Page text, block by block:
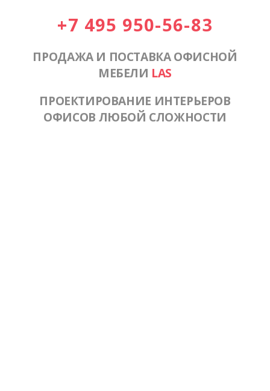
+7 495 950-56-83
ПРОДАЖА И ПОСТАВКА ОФИСНОЙ
МЕБЕЛИ LAS
ПРОЕКТИРОВАНИЕ ИНТЕРЬЕРОВ
ОФИСОВ ЛЮБОЙ СЛОЖНОСТИ